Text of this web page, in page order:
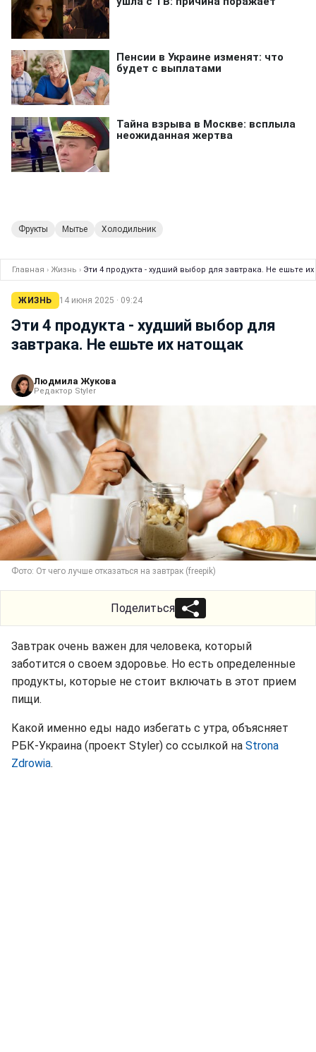
Фрукты Мытье Холодильник
Главная › Жизнь › Эти 4 продукта - худший выбор для завтрака. Не ешьте
ЖИЗНЬ 14 июня 2025 · 09:24
Эти 4 продукта - худший выбор для
завтрака. Не ешьте их натощак
Людмила Жукова
Редактор Styler
Фото: От чего лучше отказаться на завтрак (freepik)
Поделиться
Завтрак очень важен для человека, который
заботится о своем здоровье. Но есть определенные
продукты, которые не стоит включать в этот прием
пищи.
Какой именно еды надо избегать с утра, объясняет
РБК-Украина (проект Styler) со ссылкой на Strona
Zdrowia.